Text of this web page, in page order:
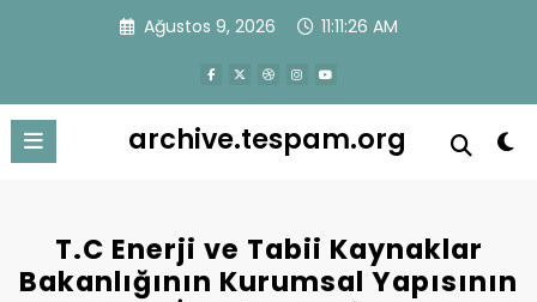
Ağustos 9, 2026 11:11:26 AM
archive.tespam.org
T.C Enerji ve Tabii Kaynaklar
Bakanlığının Kurumsal Yapısının